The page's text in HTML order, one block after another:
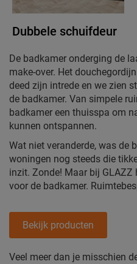
Dubbele schuifdeur
De badkamer onderging de
make-over. Het
deed zijn intrede en we zien
de badkamer. Van simpele
badkamer een thuisspa om
kunnen ontspannen.
Wat niet veranderde, was de
woningen nog steeds die
inzit. Zonde! Maar bij GLAZZ
voor de badkamer.
Bekijk producten
Veel meer dan je misschien